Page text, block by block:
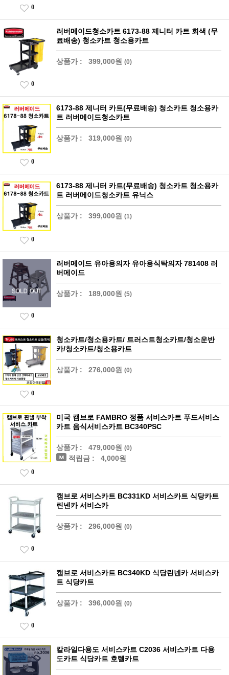
0
러버메이드청소카트 6173-88 제니터 카트 회색 (무
료배송) 청소카트 청소용카트
상품가 : 399,000원 (0)
0
6173-88 제니터 카트(무료배송) 청소카트 청소용카
트 러버메이드청소카트
상품가 : 319,000원 (0)
0
6173-88 제니터 카트(무료배송) 청소카트 청소용카
트 러버메이드청소카트 유닉스
상품가 : 399,000원 (1)
0
러버메이드 유아용의자 유아용식탁의자 781408 러
버메이드
상품가 : 189,000원 (5)
0
청소카트/청소용카트/ 트러스트청소카트/청소운반
카/청소카트/청소용카트
상품가 : 276,000원 (0)
0
미국 캠브로 FAMBRO 정품 서비스카트 푸드서비스
카트 음식서비스카트 BC340PSC
상품가 : 479,000원 (0)
적립금 : 4,000원
0
캠브로 서비스카트 BC331KD 서비스카트 식당카트
린넨카 서비스카
상품가 : 296,000원 (0)
0
캠브로 서비스카트 BC340KD 식당린넨카 서비스카
트 식당카트
상품가 : 396,000원 (0)
0
칼라일다용도 서비스카트 C2036 서비스카트 다용
도카트 식당카트 호텔카트